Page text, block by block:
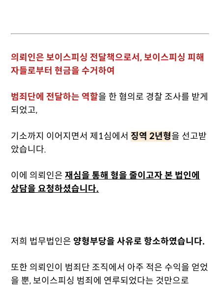
의뢰인은 보이스피싱 전달책으로서, 보이스피싱 피해
자들로부터 현금을 수거하여
범죄단에 전달하는 역할을 한 혐의로 경찰 조사를 받게
되었고,
기소까지 이어지면서 제1심에서 징역 2년형을 선고받
았습니다.
이에 의뢰인은재심을 통해 형을 줄이고자 본 법인에
상담을 요청하셨습니다.
저희 법무법인은 양형부당을 사유로 항소하였습니다.
또한 의뢰인이 범죄단 조직에서 아주 적은 수익을 얻었
을 뿐, 보이스피싱 범죄에 연루되었다는 것만으로